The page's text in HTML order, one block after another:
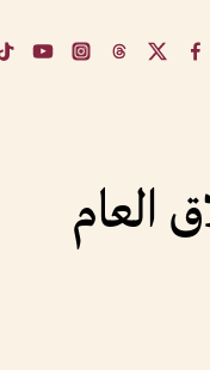
العام